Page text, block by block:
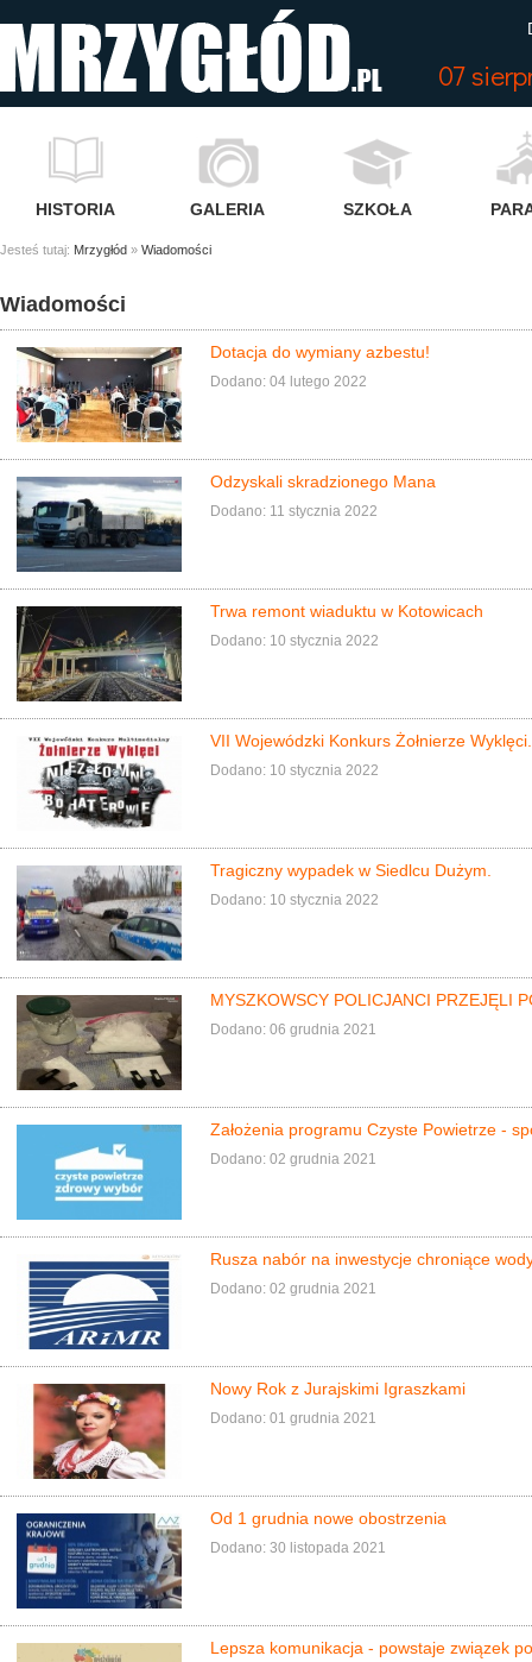
07
HISTORIA GALERIA SZKOŁA
Jesteś tutaj: Mrzygłód » Wiadomości
Wiadomości
Dotacja do wymiany azbestu!
Dodano: 04 lutego 2022
Odzyskali skradzionego Mana
Dodano: 11 stycznia 2022
Trwa remont wiaduktu w Kotowicach
Dodano: 10 stycznia 2022
VII Wojewódzki Konkurs Żołnierze
Dodano: 10 stycznia 2022
Tragiczny wypadek w Siedlcu Dużym.
Dodano: 10 stycznia 2022
MYSZKOWSCY POLICJANCI PRZEJĘLI
Dodano: 06 grudnia 2021
Założenia programu Czyste Powietrze -
Dodano: 02 grudnia 2021
Rusza nabór na inwestycje chroniące
Dodano: 02 grudnia 2021
Nowy Rok z Jurajskimi Igraszkami
Dodano: 01 grudnia 2021
Od 1 grudnia nowe obostrzenia
Dodano: 30 listopada 2021
Lepsza komunikacja - powstaje związek